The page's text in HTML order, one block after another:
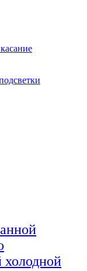
холодной